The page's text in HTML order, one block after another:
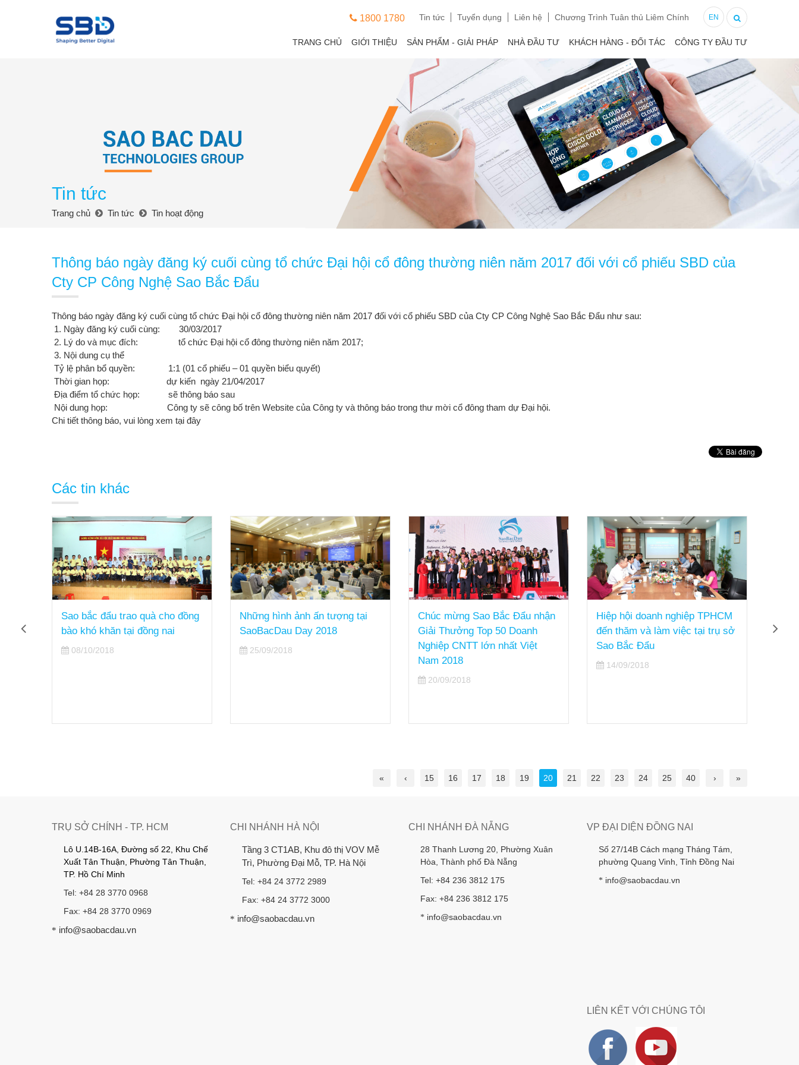
1800 1780 Tin tức Tuyển dụng Liên hệ Chương Trình Tuân thủ Liêm Chính EN
TRANG CHỦ GIỚI THIỆU SẢN PHẨM - GIẢI PHÁP NHÀ ĐẦU TƯ KHÁCH HÀNG - ĐỐI TÁC CÔNG TY ĐẦU TƯ
Tin tức
Trang chủ Tin tức Tin hoạt động
Thông báo ngày đăng ký cuối cùng tổ chức Đại hội cổ đông thường niên năm 2017 đối với cổ phiếu SBD của
Cty CP Công Nghệ Sao Bắc Đẩu
Thông báo ngày đăng ký cuối cùng tổ chức Đại hội cổ đông thường niên năm 2017 đối với cổ phiếu SBD của Cty CP Công Nghệ Sao Bắc Đẩu như sau:
1. Ngày đăng ký cuối cùng: 30/03/2017
2. Lý do và mục đích: tổ chức Đại hội cổ đông thường niên năm 2017;
3. Nội dung cụ thể
Tỷ lệ phân bổ quyền: 1:1 (01 cổ phiếu – 01 quyền biểu quyết)
Thời gian họp: dự kiến ngày 21/04/2017
Địa điểm tổ chức họp: sẽ thông báo sau
Nội dung họp: Công ty sẽ công bố trên Website của Công ty và thông báo trong thư mời cổ đông tham dự Đại hội.
Chi tiết thông báo, vui lòng xem tại đây
Các tin khác
Sao bắc đẩu trao quà cho đồng
bào khó khăn tại đồng nai
08/10/2018
Những hình ảnh ấn tượng tại
SaoBacDau Day 2018
25/09/2018
Chúc mừng Sao Bắc Đẩu nhận
Giải Thưởng Top 50 Doanh
Nghiệp CNTT lớn nhất Việt
Nam 2018
20/09/2018
Hiệp hội doanh nghiệp TPHCM
đến thăm và làm việc tại trụ sở
Sao Bắc Đẩu
14/09/2018
pháp
« ‹ 15 16 17 18 19 20 21 22 23 24 25 40 › »
TRỤ SỞ CHÍNH - TP. HCM
Lô U.14B-16A, Đường số 22, Khu Chế
Xuất Tân Thuận, Phường Tân Thuận,
TP. Hồ Chí Minh
Tel: +84 28 3770 0968
Fax: +84 28 3770 0969
* info@saobacdau.vn
CHI NHÁNH HÀ NỘI
Tầng 3 CT1AB, Khu đô thị VOV Mễ
Trì, Phường Đại Mỗ, TP. Hà Nội
Tel: +84 24 3772 2989
Fax: +84 24 3772 3000
* info@saobacdau.vn
CHI NHÁNH ĐÀ NẴNG
28 Thanh Lương 20, Phường Xuân
Hòa, Thành phố Đà Nẵng
Tel: +84 236 3812 175
Fax: +84 236 3812 175
* info@saobacdau.vn
VP ĐẠI DIỆN ĐỒNG NAI
Số 27/14B Cách mạng Tháng Tám,
phường Quang Vinh, Tỉnh Đồng Nai
* info@saobacdau.vn
LIÊN KẾT VỚI CHÚNG TÔI